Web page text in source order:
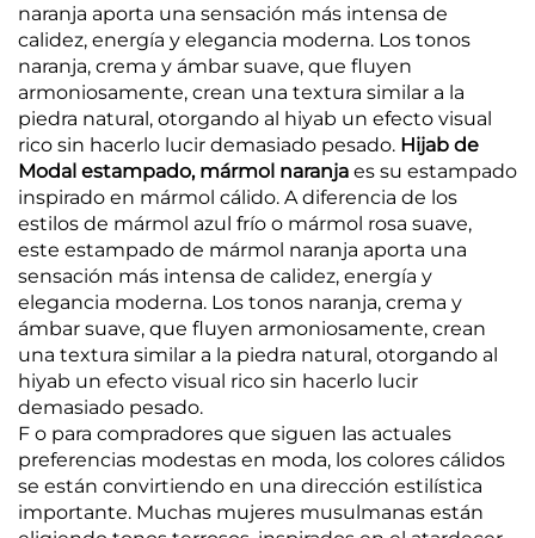
naranja aporta una sensación más intensa de
calidez, energía y elegancia moderna. Los tonos
naranja, crema y ámbar suave, que fluyen
armoniosamente, crean una textura similar a la
piedra natural, otorgando al hiyab un efecto visual
rico sin hacerlo lucir demasiado pesado. Hijab de
Modal estampado, mármol naranja es su estampado
inspirado en mármol cálido. A diferencia de los
estilos de mármol azul frío o mármol rosa suave,
este estampado de mármol naranja aporta una
sensación más intensa de calidez, energía y
elegancia moderna. Los tonos naranja, crema y
ámbar suave, que fluyen armoniosamente, crean
una textura similar a la piedra natural, otorgando al
hiyab un efecto visual rico sin hacerlo lucir
demasiado pesado.
F o para compradores que siguen las actuales
preferencias modestas en moda, los colores cálidos
se están convirtiendo en una dirección estilística
importante. Muchas mujeres musulmanas están